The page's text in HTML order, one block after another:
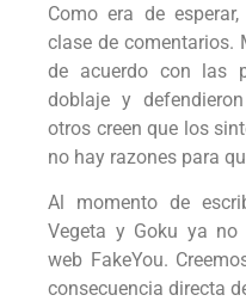
Como era de
clase de comentarios.
de acuerdo con las
doblaje y
otros creen que los
no hay razones para
Al momento de
Vegeta y Goku ya
web FakeYou.
consecuencia directa